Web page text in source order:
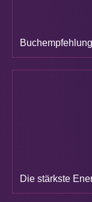
Die stärkste